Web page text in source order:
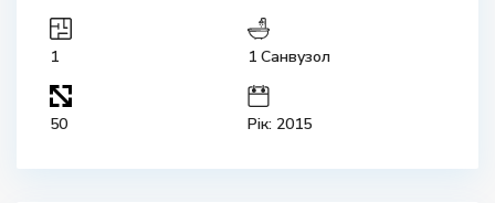
1 1 Санвузол
50 Рік: 2015